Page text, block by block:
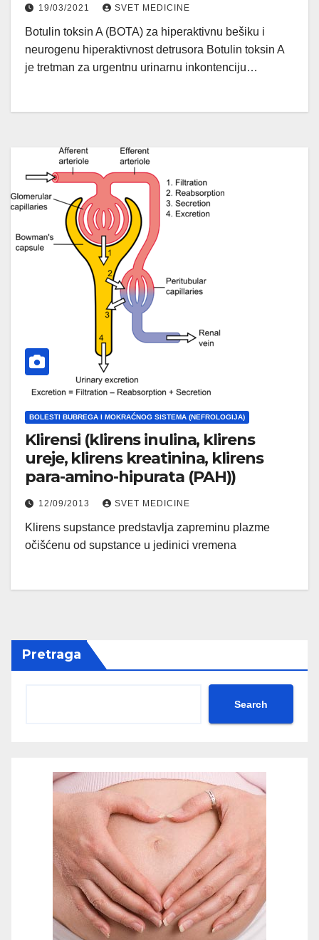
19/03/2021 SVET MEDICINE
Botulin toksin A (BOTA) za hiperaktivnu bešiku i
neurogenu hiperaktivnost detrusora Botulin toksin A
je tretman za urgentnu urinarnu inkontenciju…
BOLESTI BUBREGA I MOKRAĆNOG SISTEMA (NEFROLOGIJA)
Klirensi (klirens inulina, klirens
ureje, klirens kreatinina, klirens
para-amino-hipurata (PAH))
12/09/2013 SVET MEDICINE
Klirens supstance predstavlja zapreminu plazme
očišćenu od supstance u jedinici vremena
Pretraga
Search